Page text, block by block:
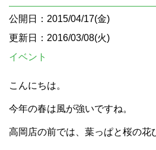
公開日：2015/04/17(金)
更新日：2016/03/08(火)
イベント
こんにちは。
今年の春は風が強いですね。
高岡店の前では、葉っぱと桜の花